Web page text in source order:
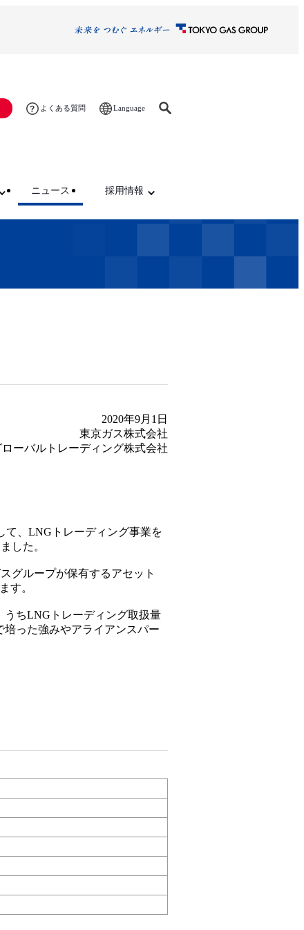
よくある質問 Language
ニュース 採用情報
2020年9月1日
東京ガス株式会社
ーバルトレーディング株式会社
て、LNGトレーディング事業を
した。
グループが保有するアセット
す。
うちLNGトレーディング取扱量
った強みやアライアンスパー